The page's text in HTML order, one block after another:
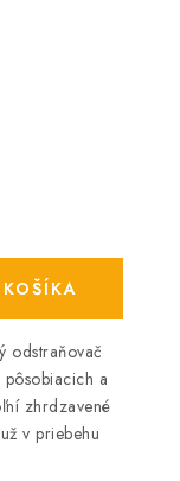
odstraňovač
a
zhrdzavené
v priebehu